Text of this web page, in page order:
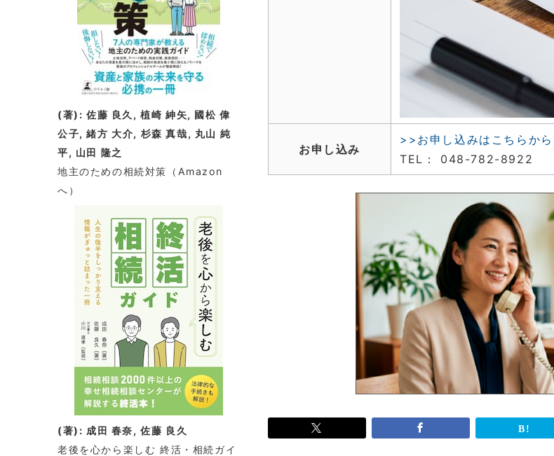
お申し込み
>>お申し込みはこちらから
TEL： 048-782-8922
(著): 佐藤 良久, 植崎 紳矢, 國松 偉
公子, 緒方 大介, 杉森 真哉, 丸山 純
平, 山田 隆之
地主のための相続対策
（Amazon
へ）
(著): 成田 春奈, 佐藤 良久
老後を心から楽しむ 終活・相続ガイ